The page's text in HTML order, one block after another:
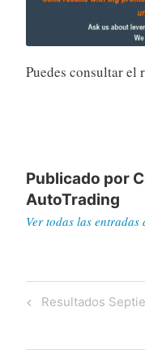
Puedes consultar el
Publicado por
AutoTrading
Ver todas las
Navegación
Previous
Resultados